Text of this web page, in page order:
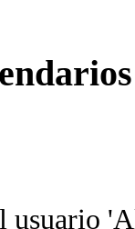
usuario